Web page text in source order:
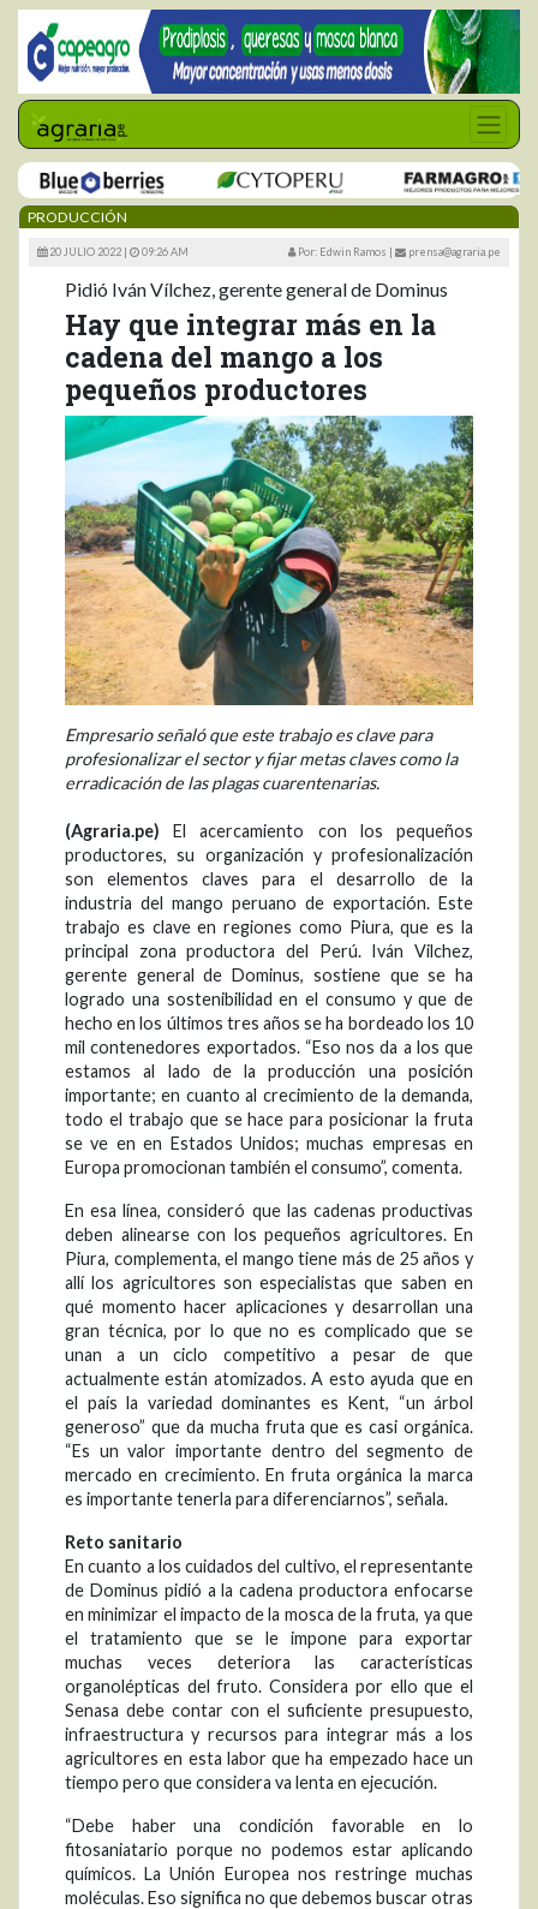
PRODUCCIÓN
20 JULIO 2022 | 09:26 AM Por: Edwin Ramos | prensa@agraria.pe
Pidió Iván Vílchez, gerente general de Dominus
Hay que integrar más en la
cadena del mango a los
pequeños productores
Empresario señaló que este trabajo es clave para
profesionalizar el sector y fijar metas claves como la
erradicación de las plagas cuarentenarias.
(Agraria.pe) El acercamiento con los pequeños
productores, su organización y profesionalización
son elementos claves para el desarrollo de la
industria del mango peruano de exportación. Este
trabajo es clave en regiones como Piura, que es la
principal zona productora del Perú. Iván Vilchez,
gerente general de Dominus, sostiene que se ha
logrado una sostenibilidad en el consumo y que de
hecho en los últimos tres años se ha bordeado los 10
mil contenedores exportados. “Eso nos da a los que
estamos al lado de la producción una posición
importante; en cuanto al crecimiento de la demanda,
todo el trabajo que se hace para posicionar la fruta
se ve en en Estados Unidos; muchas empresas en
Europa promocionan también el consumo”, comenta.
En esa línea, consideró que las cadenas productivas
deben alinearse con los pequeños agricultores. En
Piura, complementa, el mango tiene más de 25 años y
allí los agricultores son especialistas que saben en
qué momento hacer aplicaciones y desarrollan una
gran técnica, por lo que no es complicado que se
unan a un ciclo competitivo a pesar de que
actualmente están atomizados. A esto ayuda que en
el país la variedad dominantes es Kent, “un árbol
generoso” que da mucha fruta que es casi orgánica.
“Es un valor importante dentro del segmento de
mercado en crecimiento. En fruta orgánica la marca
es importante tenerla para diferenciarnos”, señala.
Reto sanitario
En cuanto a los cuidados del cultivo, el representante
de Dominus pidió a la cadena productora enfocarse
en minimizar el impacto de la mosca de la fruta, ya que
el tratamiento que se le impone para exportar
muchas veces deteriora las características
organolépticas del fruto. Considera por ello que el
Senasa debe contar con el suficiente presupuesto,
infraestructura y recursos para integrar más a los
agricultores en esta labor que ha empezado hace un
tiempo pero que considera va lenta en ejecución.
“Debe haber una condición favorable en lo
fitosaniatario porque no podemos estar aplicando
químicos. La Unión Europea nos restringe muchas
moléculas. Eso significa no que debemos buscar otras